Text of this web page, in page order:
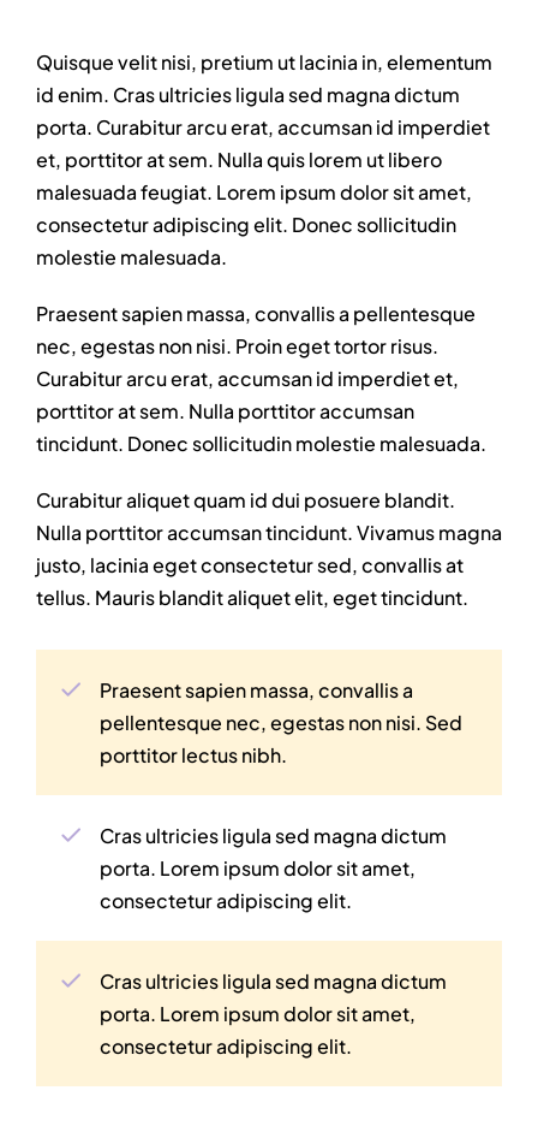
Quisque velit nisi, pretium ut lacinia in, elementum
id enim. Cras ultricies ligula sed magna dictum
porta. Curabitur arcu erat, accumsan id imperdiet
et, porttitor at sem. Nulla quis lorem ut libero
malesuada feugiat. Lorem ipsum dolor sit amet,
consectetur adipiscing elit. Donec sollicitudin
molestie malesuada.
Praesent sapien massa, convallis a pellentesque
nec, egestas non nisi. Proin eget tortor risus.
Curabitur arcu erat, accumsan id imperdiet et,
porttitor at sem. Nulla porttitor accumsan
tincidunt. Donec sollicitudin molestie malesuada.
Curabitur aliquet quam id dui posuere blandit.
Nulla porttitor accumsan tincidunt. Vivamus magna
justo, lacinia eget consectetur sed, convallis at
tellus. Mauris blandit aliquet elit, eget tincidunt.
Praesent sapien massa, convallis a
pellentesque nec, egestas non nisi. Sed
porttitor lectus nibh.
Cras ultricies ligula sed magna dictum
porta. Lorem ipsum dolor sit amet,
consectetur adipiscing elit.
Cras ultricies ligula sed magna dictum
porta. Lorem ipsum dolor sit amet,
consectetur adipiscing elit.